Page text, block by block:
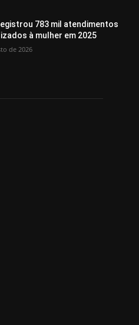
783 mil atendimentos
à mulher em 2025
de 2026